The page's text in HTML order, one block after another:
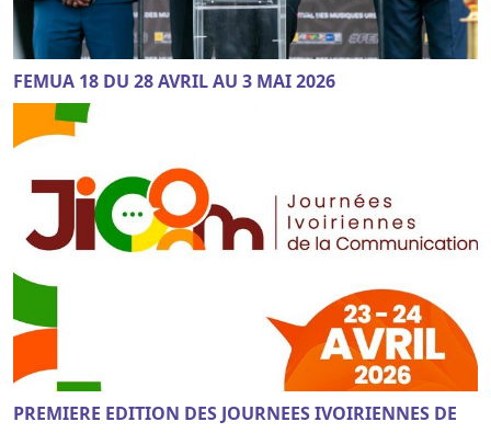
FEMUA 18 DU 28 AVRIL AU 3 MAI 2026
PREMIERE EDITION DES JOURNEES IVOIRIENNES DE